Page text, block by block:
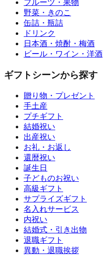
フルーツ・果物
野菜・きのこ
缶詰・瓶詰
ドリンク
日本酒・焼酎・梅酒
ビール・ワイン・洋酒
ギフトシーンから探す
贈り物・プレゼント
手土産
プチギフト
結婚祝い
出産祝い
お礼・お返し
還暦祝い
誕生日
子どものお祝い
高級ギフト
サプライズギフト
名入れサービス
内祝い
結婚式・引き出物
退職ギフト
異動・退職挨拶